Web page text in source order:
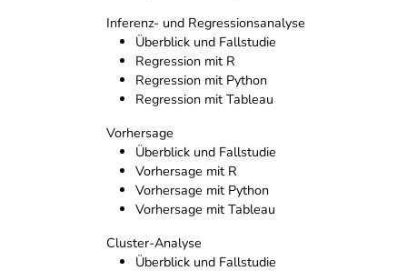
Inferenz- und Regressionsanalyse
Überblick und Fallstudie
Regression mit R
Regression mit Python
Regression mit Tableau
Vorhersage
Überblick und Fallstudie
Vorhersage mit R
Vorhersage mit Python
Vorhersage mit Tableau
Cluster-Analyse
Überblick und Fallstudie